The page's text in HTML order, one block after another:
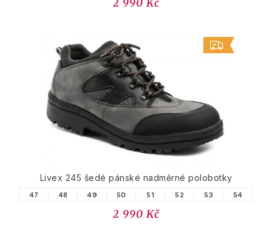
2 990 Kč
Livex 245 šedé pánské nadměrné polobotky
47 48 49 50 51 52 53 54
2 990 Kč